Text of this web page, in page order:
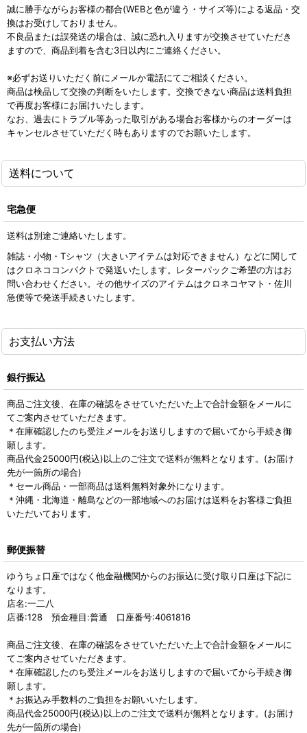
誠に勝手ながらお客様の都合(WEBと色が違う・サイズ等)による返品・交
換はお受けしておりません。
不良品または誤発送の場合は、誠に恐れ入りますが交換させていただき
ますので、商品到着を含む3日以内にご連絡ください。
※必ずお送りいただく前にメールか電話にてご相談ください。
商品は検品して交換の判断をいたします。交換できない商品は送料負担
で再度お客様にお届けいたします。
なお、過去にトラブル等あった取引がある場合お客様からのオーダーは
キャンセルさせていただく時もありますのでお願いたします。
送料について
宅急便
送料は別途ご連絡いたします。
雑誌・小物・Tシャツ（大きいアイテムは対応できません）などに関して
はクロネココンパクトで発送いたします。レターパックご希望の方はお
問い合わせください。その他サイズのアイテムはクロネコヤマト・佐川
急便等で発送手続きいたします。
お支払い方法
銀行振込
商品ご注文後、在庫の確認をさせていただいた上で合計金額をメールに
てご案内させていただきます。
＊在庫確認したのち受注メールをお送りしますので届いてから手続き御
願します。
商品代金25000円(税込)以上のご注文で送料が無料となります。(お届け
先が一箇所の場合)
＊セール商品・一部商品は送料無料対象外になります。
＊沖縄・北海道・離島などの一部地域へのお届けは送料をお客様ご負担
いただいております。
郵便振替
ゆうちょ口座ではなく他金融機関からのお振込に受け取り口座は下記に
なります。
店名:一二八
店番:128 預金種目:普通 口座番号:4061816
商品ご注文後、在庫の確認をさせていただいた上で合計金額をメールに
てご案内させていただきます。
＊在庫確認したのち受注メールをお送りしますので届いてから手続き御
願します。
＊お振込み手数料のご負担をお願いいたします。
商品代金25000円(税込)以上のご注文で送料が無料となります。(お届け
先が一箇所の場合)